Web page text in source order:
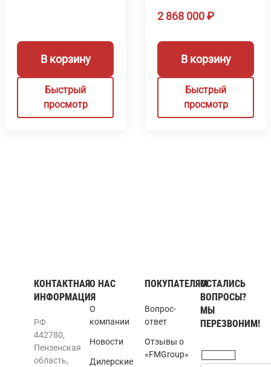
В корзину
Быстрый
просмотр
2 868 000₽
В корзину
Быстрый
просмотр
КОНТАКТНАЯ
ИНФОРМАЦИЯ
РФ
442780,
Пензенская
область,
О НАС
О
компании
Новости
Дилерские
ПОКУПАТЕЛЯМ
Вопрос-
ответ
Отзывы о
«FMGroup»
ОСТАЛИСЬ
ВОПРОСЫ?
МЫ
ПЕРЕЗВОНИМ!